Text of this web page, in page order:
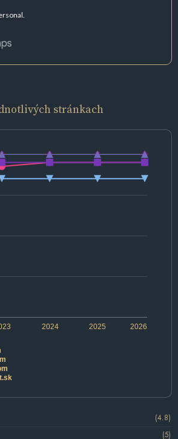
stránkach
2024 2026
2025
(4.8)
(5)